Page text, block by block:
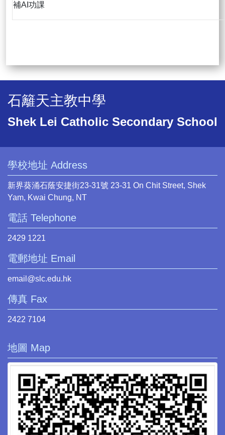
補AI功課
石籬天主教中學
Shek Lei Catholic Secondary School
學校地址 Address
新界葵涌石蔭安捷街23-31號 23-31 On Chit Street, Shek
Yam, Kwai Chung, NT
電話 Telephone
2429 1221
電郵地址 Email
email@slc.edu.hk
傳真 Fax
2422 7104
地圖 Map